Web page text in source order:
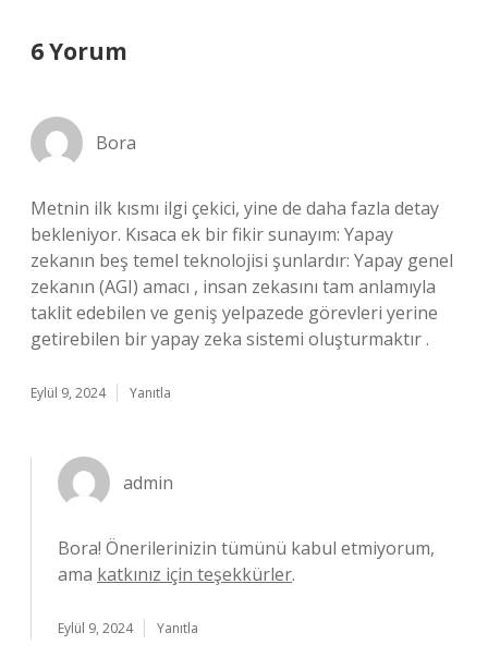
6 Yorum
Bora
Metnin ilk kısmı ilgi çekici, yine de daha fazla detay
bekleniyor. Kısaca ek bir fikir sunayım: Yapay
zekanın beş temel teknolojisi şunlardır: Yapay genel
zekanın (AGI) amacı , insan zekasını tam anlamıyla
taklit edebilen ve geniş yelpazede görevleri yerine
getirebilen bir yapay zeka sistemi oluşturmaktır .
Eylül 9, 2024 Yanıtla
admin
Bora! Önerilerinizin tümünü kabul etmiyorum,
ama katkınız için teşekkürler.
Eylül 9, 2024 Yanıtla